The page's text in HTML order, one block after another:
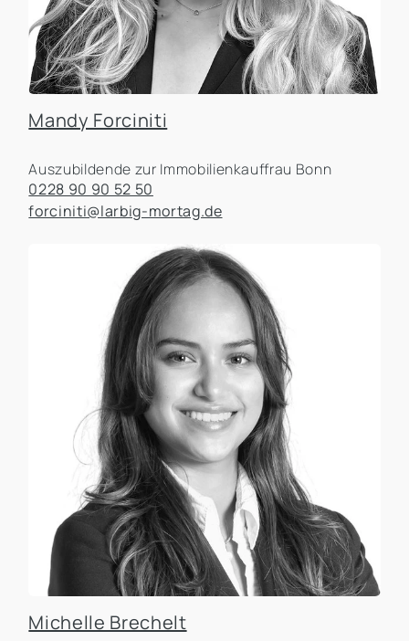
Mandy Forciniti
Auszubildende zur Immobilienkauffrau Bonn
0228 90 90 52 50
forciniti@larbig-mortag.de
Michelle Brechelt